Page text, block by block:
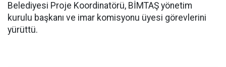
Belediyesi Proje Koordinatörü, BİMTAŞ yönetim
kurulu başkanı ve imar komisyonu üyesi görevlerini
yürüttü.